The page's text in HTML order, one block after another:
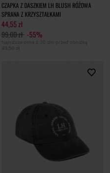
CZAPKA Z DASZKIEM LH BLUSH RÓŻOWA
SPRANA Z KRZYSZTAŁKAMI
44,55 zł
99,00 zł -55%
Najniższa cena z 30 dni przed obniżką
49,50 zł